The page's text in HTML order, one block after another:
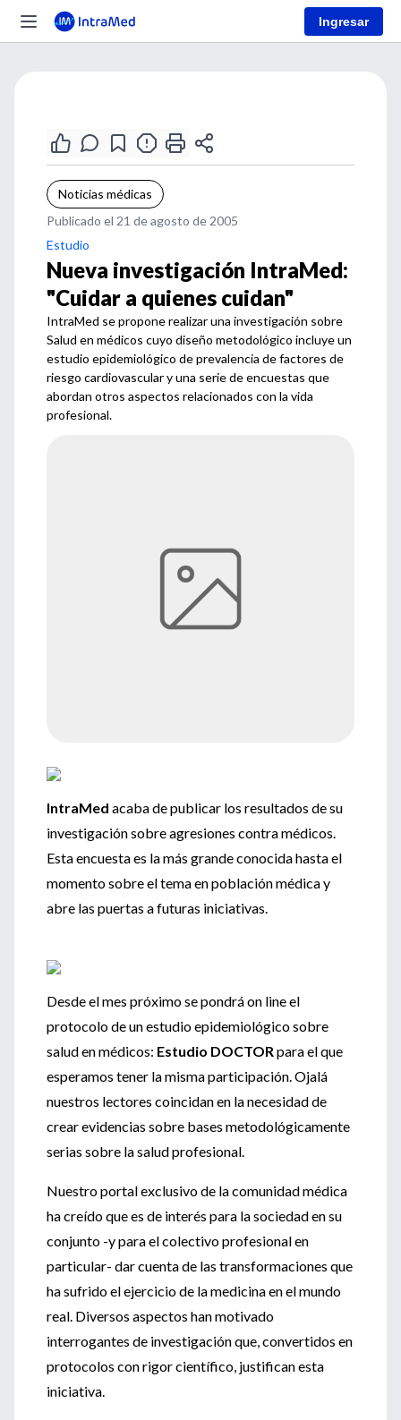
Ingresar
Noticias médicas
Publicado el 21 de agosto de 2005
Estudio
Nueva investigación IntraMed:
"Cuidar a quienes cuidan"
IntraMed se propone realizar una investigación sobre
Salud en médicos cuyo diseño metodológico incluye un
estudio epidemiológico de prevalencia de factores de
riesgo cardiovascular y una serie de encuestas que
abordan otros aspectos relacionados con la vida
profesional.
IntraMed acaba de publicar los resultados de su
investigación sobre agresiones contra médicos.
Esta encuesta es la más grande conocida hasta el
momento sobre el tema en población médica y
abre las puertas a futuras iniciativas.
Desde el mes próximo se pondrá on line el
protocolo de un estudio epidemiológico sobre
salud en médicos: Estudio DOCTORpara el que
esperamos tener la misma participación. Ojalá
nuestros lectores coincidan en la necesidad de
crear evidencias sobre bases metodológicamente
serias sobre la salud profesional.
Nuestro portal exclusivo de la comunidad médica
ha creído que es de interés para la sociedad en su
conjunto -y para el colectivo profesional en
particular- dar cuenta de las transformaciones que
ha sufrido el ejercicio de la medicina en el mundo
real. Diversos aspectos han motivado
interrogantes de investigación que, convertidos en
protocolos con rigor científico, justifican esta
iniciativa.